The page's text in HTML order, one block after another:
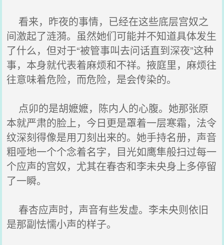
看来，昨夜的事情，已经在这些底层宫奴之
间激起了涟漪。虽然她们可能并不知道具体发生
了什么，但对于“被管事叫去问话直到深夜”这种
事，本身就代表着麻烦和不祥。掖庭里，麻烦往
往意味着危险，而危险，是会传染的。
点卯的是胡嬷嬷，陈内人的心腹。她那张原
本就严肃的脸上，今日更是罩着一层寒霜，法令
纹深刻得像是用刀刻出来的。她手持名册，声音
粗哑地一个个念着名字，目光如鹰隼般扫过每一
个应声的宫奴，尤其在春杏和李未央身上多停留
了一瞬。
春杏应声时，声音有些发虚。李未央则依旧
是那副怯懦小声的样子。